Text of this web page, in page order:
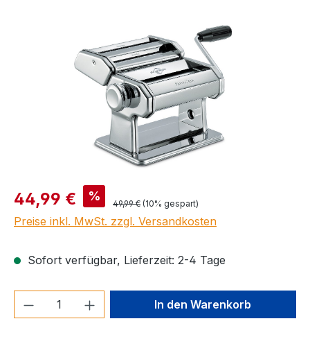
Verkaufspreis:
44,99 € % Regulärer Preis:
49,99 € (10% gespart)
Preise inkl. MwSt. zzgl. Versandkosten
Sofort verfügbar, Lieferzeit: 2-4 Tage
Produkt Anzahl: Gib denIn den Warenkorb